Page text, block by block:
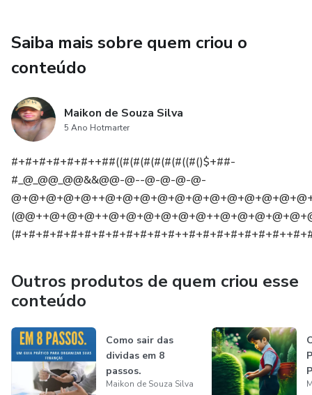
Saiba mais sobre quem criou o
conteúdo
Maikon de Souza Silva
5 Ano Hotmarter
#+#+#+#+#+#++##((#(#(#(#(#(#((#()$+##-
#_@_@@_@@&&@@-@--@-@-@-@-
Outros produtos de quem criou esse
conteúdo
Como sair das
dividas em 8
passos.
Maikon de Souza Silva